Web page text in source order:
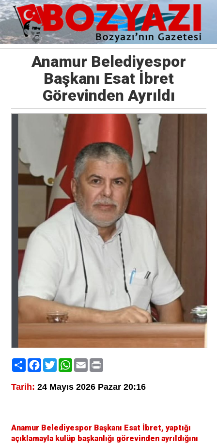
Anamur Belediyespor
Başkanı Esat İbret
Görevinden Ayrıldı
PaylaşFacebook
TwitterWhatsApp
EmailPrint
Tarih: 24 Mayıs 2026 Pazar 20:16
Anamur Belediyespor Başkanı Esat İbret, yaptığı
açıklamayla kulüp başkanlığı görevinden ayrıldığını